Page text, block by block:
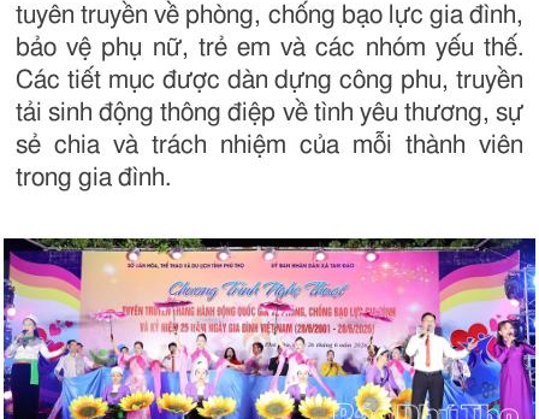
tuyên truyền về phòng, chống bạo lực gia đình,
bảo vệ phụ nữ, trẻ em và các nhóm yếu thế.
Các tiết mục được dàn dựng công phu, truyền
tải sinh động thông điệp về tình yêu thương, sự
sẻ chia và trách nhiệm của mỗi thành viên
trong gia đình.